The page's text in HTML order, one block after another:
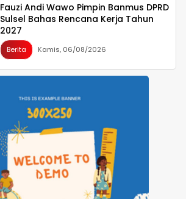
Fauzi Andi Wawo Pimpin Banmus DPRD
Sulsel Bahas Rencana Kerja Tahun
2027
Berita Kamis, 06/08/2026